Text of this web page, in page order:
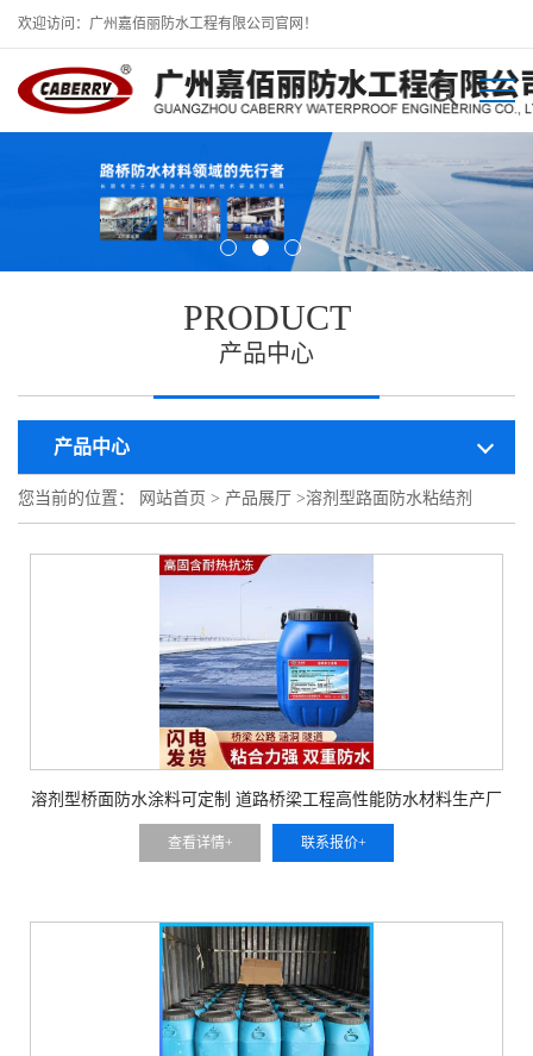
欢迎访问：广州嘉佰丽防水工程有限公司官网！
PRODUCT
产品中心
产品中心
您当前的位置： 网站首页 > 产品展厅 >溶剂型路面防水粘结剂
溶剂型桥面防水涂料可定制 道路桥梁工程高性能防水材料生产厂
查看详情+ 联系报价+